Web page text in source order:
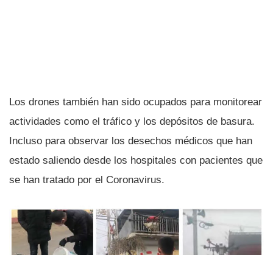
Los drones también han sido ocupados para monitorear
actividades como el tráfico y los depósitos de basura.
Incluso para observar los desechos médicos que han
estado saliendo desde los hospitales con pacientes que
se han tratado por el Coronavirus.